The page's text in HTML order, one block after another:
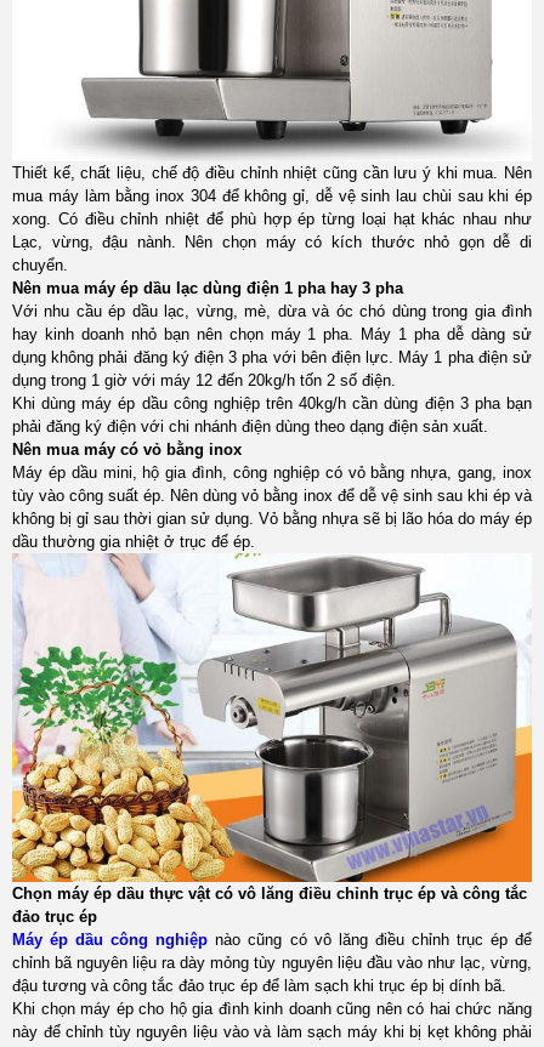
Thiết kế, chất liệu, chế độ điều chỉnh nhiệt cũng cần lưu ý khi mua. Nên
mua máy làm bằng inox 304 để không gỉ, dễ vệ sinh lau chùi sau khi ép
xong. Có điều chỉnh nhiệt để phù hợp ép từng loại hạt khác nhau như
Lạc, vừng, đậu nành. Nên chọn máy có kích thước nhỏ gọn dễ di
chuyển.
Nên mua máy ép dầu lạc dùng điện 1 pha hay 3 pha
Với nhu cầu ép dầu lạc, vừng, mè, dừa và óc chó dùng trong gia đình
hay kinh doanh nhỏ bạn nên chọn máy 1 pha. Máy 1 pha dễ dàng sử
dụng không phải đăng ký điện 3 pha với bên điện lực. Máy 1 pha điện sử
dụng trong 1 giờ với máy 12 đến 20kg/h tốn 2 số điện.
Khi dùng máy ép dầu công nghiệp trên 40kg/h cần dùng điện 3 pha bạn
phải đăng ký điện với chi nhánh điện dùng theo dạng điện sản xuất.
Nên mua máy có vỏ bằng inox
Máy ép dầu mini, hộ gia đình, công nghiệp có vỏ bằng nhựa, gang, inox
tùy vào công suất ép. Nên dùng vỏ bằng inox để dễ vệ sinh sau khi ép và
không bị gỉ sau thời gian sử dụng. Vỏ bằng nhựa sẽ bị lão hóa do máy ép
dầu thường gia nhiệt ở trục để ép.
Chọn máy ép dầu thực vật có vô lăng điều chỉnh trục ép và công tắc
đảo trục ép
Máy ép dầu công nghiệp nào cũng có vô lăng điều chỉnh trục ép để
chỉnh bã nguyên liệu ra dày mỏng tùy nguyên liệu đầu vào như lạc, vừng,
đậu tương và công tắc đảo trục ép để làm sạch khi trục ép bị dính bã.
Khi chọn máy ép cho hộ gia đình kinh doanh cũng nên có hai chức năng
này để chỉnh tùy nguyên liệu vào và làm sạch máy khi bị kẹt không phải